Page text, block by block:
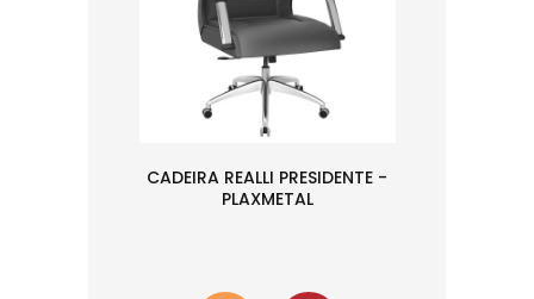
CADEIRA REALLI PRESIDENTE -
PLAXMETAL